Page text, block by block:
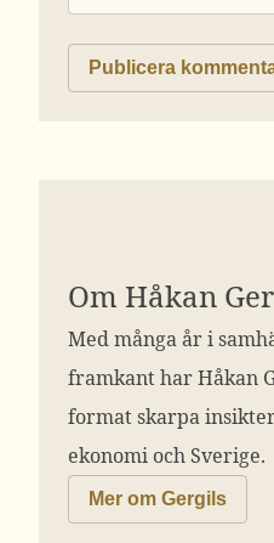
Om Håkan
Med många år i
framkant har Håkan
format skarpa
ekonomi och Sverige.
Mer om Gergils